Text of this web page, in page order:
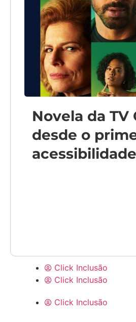
Novela da
desde o
Click Inclusão
Click Inclusão
Click Inclusão